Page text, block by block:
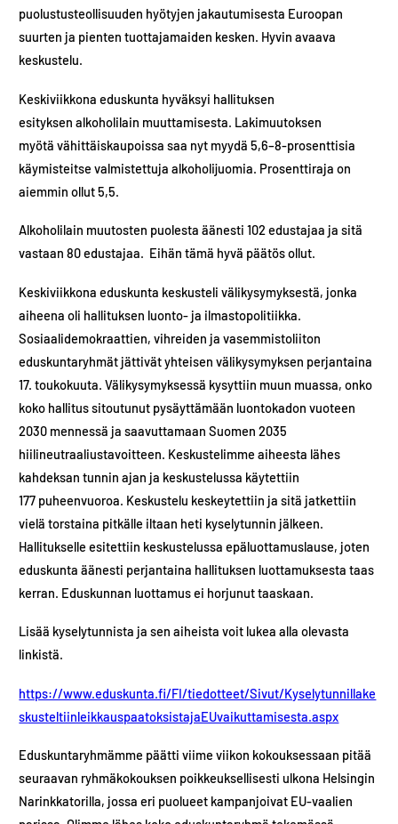
puolustusteollisuuden hyötyjen jakautumisesta Euroopan
suurten ja pienten tuottajamaiden kesken. Hyvin avaava
keskustelu.
Keskiviikkona eduskunta hyväksyi hallituksen
esityksen alkoholilain muuttamisesta​. Lakimuutoksen
myötä vähittäiskaupoissa saa nyt myydä 5,6–8-prosenttisia
käymisteitse valmistettuja alkoholijuomia.​​ Prosenttiraja on
aiemmin ollut 5,5.
Alkoholilain muutosten puolesta äänesti 102 edustajaa ja sitä
vastaan 80 edustajaa. Eihän tämä hyvä päätös ollut.
Keskiviikkona eduskunta keskusteli välikysymyksestä, jonka
aiheena oli hallituksen luonto- ja ilmastopolitiikka.
Sosiaalidemokraattien, vihreiden ja vasemmistoliiton
eduskuntaryhmät jättivät yhteisen välikysymyksen perjantaina
17. toukokuuta. Välikysymyksessä kysyttiin muun muassa, onko
koko hallitus sitoutunut pysäyttämään luontokadon vuoteen
2030 mennessä ja saavuttamaan Suomen 2035
hiilineutraaliustavoitteen. Keskustelimme aiheesta lähes
kahdeksan tunnin ajan ja keskustelussa käytettiin
177 puheenvuoroa. Keskustelu keskeytettiin ja sitä jatkettiin
vielä torstaina pitkälle iltaan heti kyselytunnin jälkeen.
Hallitukselle esitettiin keskustelussa epäluottamuslause, joten
eduskunta äänesti perjantaina​ hallituksen luottamuksesta taas
kerran. Eduskunnan luottamus ei horjunut taaskaan.
Lisää kyselytunnista ja sen aiheista voit lukea alla olevasta
linkistä.
https://www.eduskunta.fi/FI/tiedotteet/Sivut/Kyselytunnillake
skusteltiinleikkauspaatoksistajaEUvaikuttamisesta.aspx
Eduskuntaryhmämme päätti viime viikon kokouksessaan pitää
seuraavan ryhmäkokouksen poikkeuksellisesti ulkona Helsingin
Narinkkatorilla, jossa eri puolueet kampanjoivat EU-vaalien